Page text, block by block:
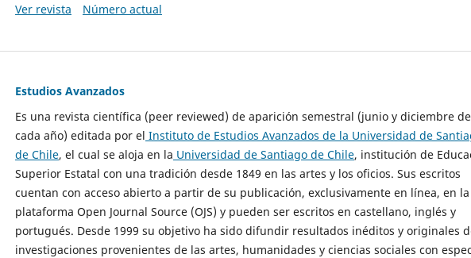
Ver revista
Número actual
Estudios Avanzados
Es una revista científica (peer reviewed) de aparición semestral (junio y diciembre de
cada año) editada por el Instituto de Estudios Avanzados de la Universidad de
de Chile, el cual se aloja en la Universidad de Santiago de Chile, institución de
Superior Estatal con una tradición desde 1849 en las artes y los oficios. Sus escritos
cuentan con acceso abierto a partir de su publicación, exclusivamente en línea, en la
plataforma Open Journal Source (OJS) y pueden ser escritos en castellano, inglés y
portugués. Desde 1999 su objetivo ha sido difundir resultados inéditos y originales
investigaciones provenientes de las artes, humanidades y ciencias sociales con